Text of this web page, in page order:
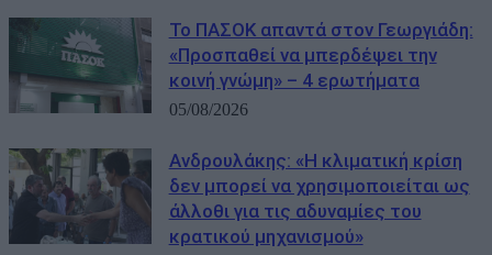
Το ΠΑΣΟΚ απαντά στον Γεωργιάδη:
«Προσπαθεί να μπερδέψει την
κοινή γνώμη» – 4 ερωτήματα
05/08/2026
Ανδρουλάκης: «Η κλιματική κρίση
δεν μπορεί να χρησιμοποιείται ως
άλλοθι για τις αδυναμίες του
κρατικού μηχανισμού»